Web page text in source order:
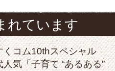
れています
くコム10thスペシャル
人気「子育て “あるある”